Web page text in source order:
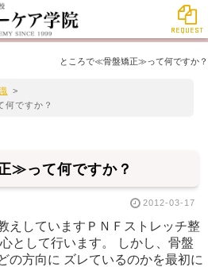
ところで≪骨盤矯正≫って何ですか？
>
ですか？
≫って何ですか？
2012-03-17
えしていますＰＮＦストレッチ整
として行います。 しかし、骨盤
の方向に ズレているのかを最初に
REQUEST